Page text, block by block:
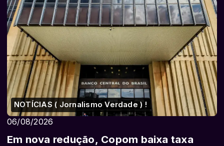
NOTÍCIAS ( Jornalismo Verdade ) !
06/08/2026
Em nova redução, Copom baixa taxa